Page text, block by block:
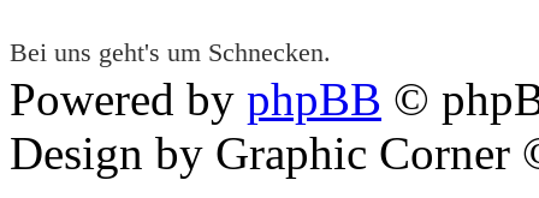
Bei uns geht's um Schnecken.
Powered by phpBB ©
Design by Graphic Corner